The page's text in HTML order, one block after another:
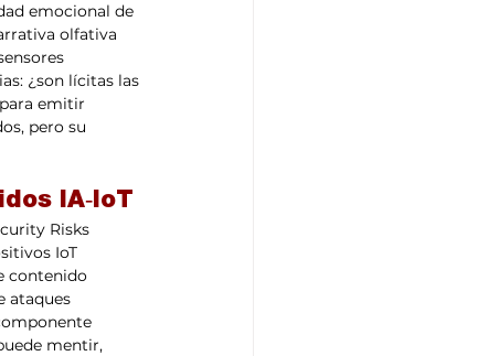
emocional de
olfativa
¿son lícitas las
emitir
pero su
IA‑IoT
Risks
IoT
contenido
ataques
mentir,